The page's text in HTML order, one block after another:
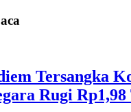
Tersangka
Rugi